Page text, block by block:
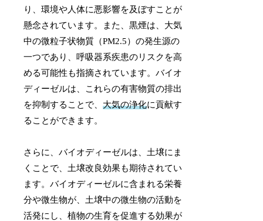
り、環境や人体に悪影響を及ぼすことが
懸念されています。また、黒煙は、大気
中の微粒子状物質（PM2.5）の発生源の
一つであり、呼吸器系疾患のリスクを高
める可能性も指摘されています。バイオ
ディーゼルは、これらの有害物質の排出
を抑制することで、大気の浄化に貢献す
ることができます。
さらに、バイオディーゼルは、土壌にま
くことで、土壌改良効果も期待されてい
ます。バイオディーゼルに含まれる栄養
分や微生物が、土壌中の微生物の活動を
活発にし、植物の生育を促進する効果が